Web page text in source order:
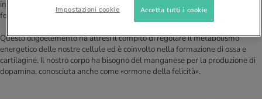
infatti è parte integrante e attivatore di molti enzimi. Contribuisce alla
formazione e riduzione dei carboidrati, degli amminoacidi e del colesterolo.
Questo oligoelemento ha altresì il compito di regolare il metabolismo
energetico delle nostre cellule ed è coinvolto nella formazione di ossa e
cartilagine. Il nostro corpo ha bisogno del manganese per la produzione di
dopamina, conosciuta anche come «ormone della felicità».
Impostazioni cookie Accetta tutti i cookie